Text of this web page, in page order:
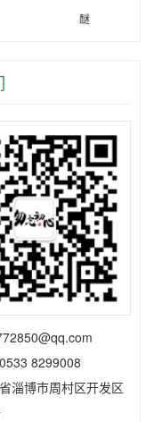
醚
8299008
淄博市周村区开发区